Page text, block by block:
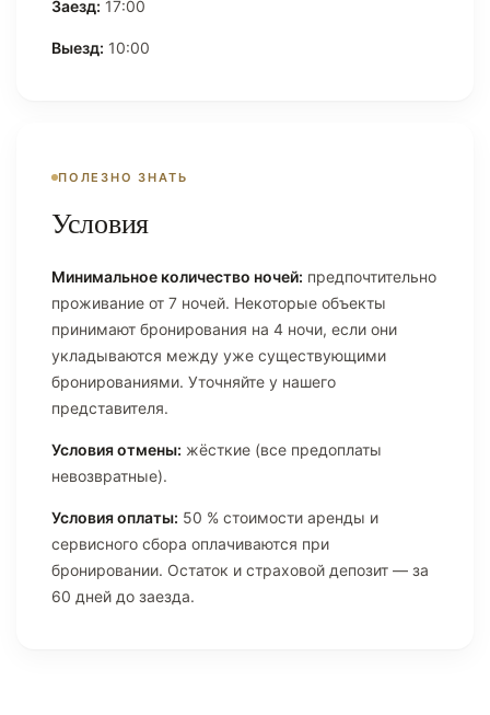
Заезд: 17:00
Выезд: 10:00
ПОЛЕЗНО ЗНАТЬ
Условия
Минимальное количество ночей: предпочтительно
проживание от 7 ночей. Некоторые объекты
принимают бронирования на 4 ночи, если они
укладываются между уже существующими
бронированиями. Уточняйте у нашего
представителя.
Условия отмены: жёсткие (все предоплаты
невозвратные).
Условия оплаты: 50 % стоимости аренды и
сервисного сбора оплачиваются при
бронировании. Остаток и страховой депозит — за
60 дней до заезда.